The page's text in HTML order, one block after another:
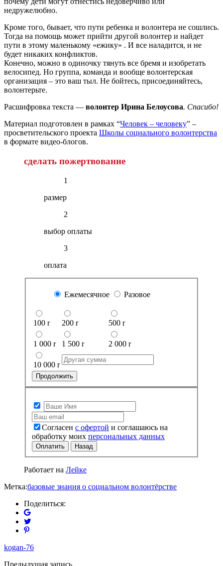
недружелюбно.
Кроме того, бывает, что пути ребенка и волонтера не сошлись.
Тогда на помощь может прийти другой волонтер и найдет
пути в этому маленькому «ежику» . И все наладится, и не
будет никаких конфликтов.
Конечно, можно в одиночку тянуть все бремя и изобретать
велосипед. Но группа, команда и вообще волонтерская
организация – это ваш тыл. Не бойтесь, присоединяйтесь,
волонтерьте.
Расшифровка текста — волонтер Ирина Белоусова. Спасибо!
Материал подготовлен в рамках “Человек – человеку” –
просветительского проекта Школы социального волонтерства
в формате видео-блогов.
сделать пожертвование
1
размер
2
выбор оплаты
3
оплата
Ежемесячное Разовое
100 r 200 r 500 r
1 000 r 1 500 r 2 000 r
10 000 r
Продолжить
Согласен с офертой
обработку моих персональных данных
Оплатить Назад
Работает на Лейке
Метка:базовые знания о социальном волонтёрстве
Поделиться:
kogan-76
Предыдущая запись